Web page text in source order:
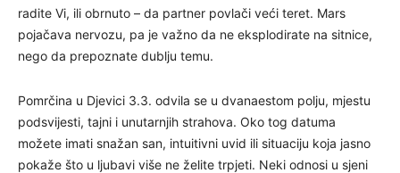
radite Vi, ili obrnuto – da partner povlači veći teret. Mars
pojačava nervozu, pa je važno da ne eksplodirate na sitnice,
nego da prepoznate dublju temu.
Pomrčina u Djevici 3.3. odvila se u dvanaestom polju, mjestu
podsvijesti, tajni i unutarnjih strahova. Oko tog datuma
možete imati snažan san, intuitivni uvid ili situaciju koja jasno
pokaže što u ljubavi više ne želite trpjeti. Neki odnosi u sjeni